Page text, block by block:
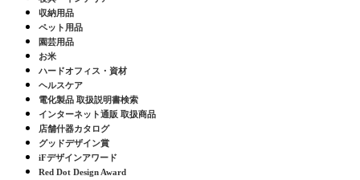
収納用品
ペット用品
園芸用品
お米
ハードオフィス・資材
ヘルスケア
電化製品 取扱説明書検索
インターネット通販 取扱商品
店舗什器カタログ
グッドデザイン賞
iFデザインアワード
Red Dot Design Award